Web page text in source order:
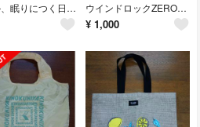
いつか、眠りにつく日1〜3 いぬじゅん ウインドロックZERO 4個
¥ 1,000